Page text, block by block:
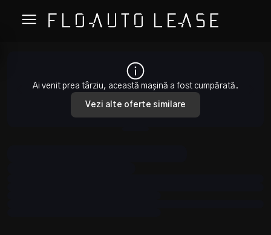
Ai venit prea târziu, această mașină a fost cumpărată.
Vezi alte oferte similare